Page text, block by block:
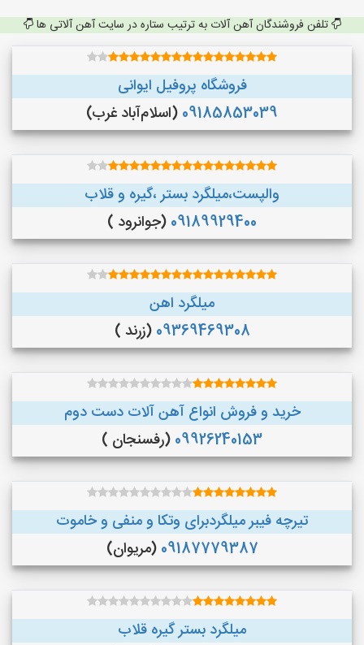
تلفن فروشندگان آهن آلات به ترتیب ستاره در سایت آهن آلاتی ها
فروشگاه پروفیل ایوانی
09185853039 (اسلام‌آباد غرب)
والپست،میلگرد بستر ،گیره و قلاب
09189929400 (جوانرود )
میلگرد اهن
09369469308 (زرند )
خرید و فروش انواع آهن آلات دست دوم
09926240153 (رفسنجان )
تیرچه فیبر میلگردبرای وتکا و منفی و خاموت
09187779387 (مریوان)
میلگرد بستر گیره قلاب